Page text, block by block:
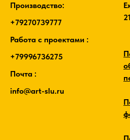
Производство:
+79270739777
Работа с проектами :
+79996736275
Почта :
info@art-slu.ru